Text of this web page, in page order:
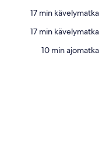
‪17 min kävelymatka‬
‪17 min kävelymatka‬
‪10 min ajomatka‬